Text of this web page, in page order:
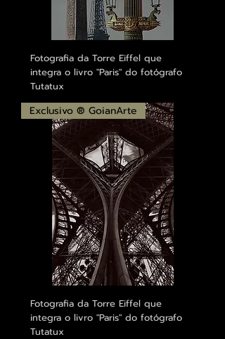
Fotografia da Torre Eiffel que
integra o livro "Paris" do fotógrafo
Tutatux
Exclusivo ® GoianArte
Fotografia da Torre Eiffel que
integra o livro "Paris" do fotógrafo
Tutatux